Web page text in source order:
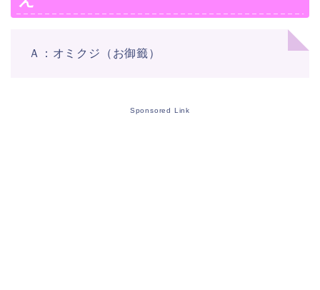
Ａ：オミクジ（お御籤）
Sponsored Link